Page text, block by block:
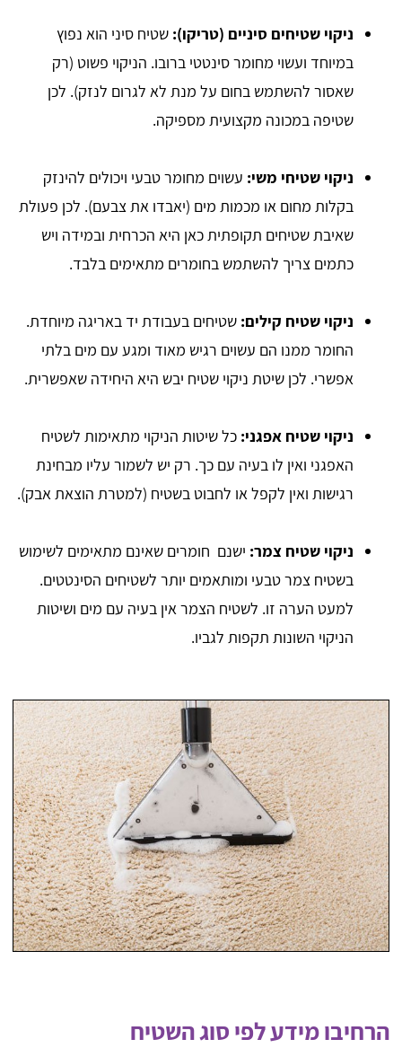
ניקוי שטיחים סיניים (טריקו): שטיח סיני הוא נפוץ
במיוחד ועשוי מחומר סינטטי ברובו. הניקוי פשוט (רק
שאסור להשתמש בחום על מנת לא לגרום לנזק). לכן
שטיפה במכונה מקצועית מספיקה.
ניקוי שטיחי משי: עשוים מחומר טבעי ויכולים להינזק
בקלות מחום או מכמות מים (יאבדו את צבעם). לכן פעולת
שאיבת שטיחים תקופתית כאן היא הכרחית ובמידה ויש
כתמים צריך להשתמש בחומרים מתאימים בלבד.
ניקוי שטיח קילים: שטיחים בעבודת יד באריגה מיוחדת.
החומר ממנו הם עשוים רגיש מאוד ומגע עם מים בלתי
אפשרי. לכן שיטת ניקוי שטיח יבש היא היחידה שאפשרית.
ניקוי שטיח אפגני: כל שיטות הניקוי מתאימות לשטיח
האפגני ואין לו בעיה עם כך. רק יש לשמור עליו מבחינת
רגישות ואין לקפל או לחבוט בשטיח (למטרת הוצאת אבק).
ניקוי שטיח צמר: ישנם חומרים שאינם מתאימים לשימוש
בשטיח צמר טבעי ומותאמים יותר לשטיחים הסינטטים.
למעט הערה זו. לשטיח הצמר אין בעיה עם מים ושיטות
הניקוי השונות תקפות לגביו.
הרחיבו מידע לפי סוג השטיח